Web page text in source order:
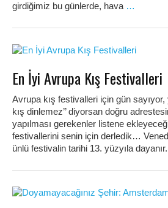
girdiğimiz bu günlerde, hava …
En İyi Avrupa Kış Festivalleri
Avrupa kış festivalleri için gün sayıyor,
kış dinlemez’’ diyorsan doğru
yapılması gerekenler listene
festivallerini senin için derledik…
ünlü festivalin tarihi 13. yüzyıla